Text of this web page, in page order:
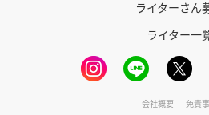
ライターさん
ライター一
会社概要 免責